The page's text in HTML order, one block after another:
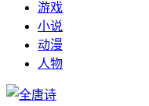
游戏
小说
动漫
人物